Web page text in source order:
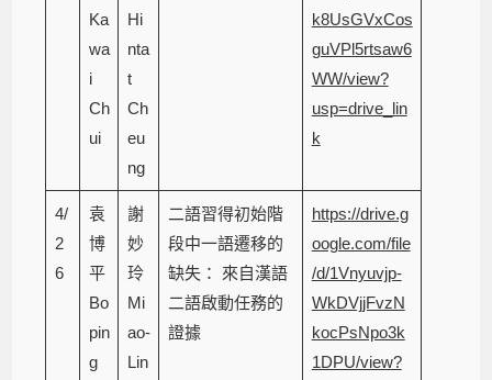
Ka
wa
i
Ch
ui
Hi
nta
t
Ch
eu
ng
k8UsGVxCos
guVPl5rtsaw6
WW/view?
usp=drive_lin
k
4/
2
6
袁
博
平
Bo
pin
g
謝
妙
玲
Mi
ao-
Lin
二語習得初始階
段中一語遷移的
缺失： 來自漢語
二語啟動任務的
證據
https://drive.g
oogle.com/file
/d/1Vnyuvjp-
WkDVjjFvzN
kocPsNpo3k
1DPU/view?